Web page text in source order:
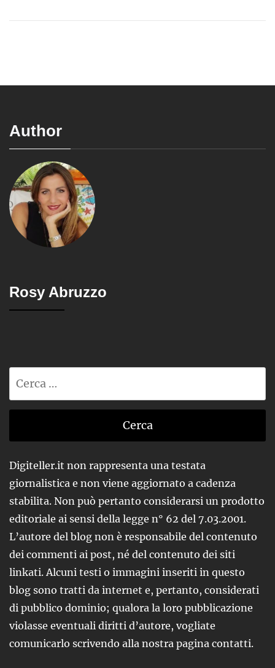
Author
Rosy Abruzzo
Digiteller.it non rappresenta una testata
giornalistica e non viene aggiornato a cadenza
stabilita. Non può pertanto considerarsi un prodotto
editoriale ai sensi della legge n° 62 del 7.03.2001.
L’autore del blog non è responsabile del contenuto
dei commenti ai post, né del contenuto dei siti
linkati. Alcuni testi o immagini inseriti in questo
blog sono tratti da internet e, pertanto, considerati
di pubblico dominio; qualora la loro pubblicazione
violasse eventuali diritti d’autore, vogliate
comunicarlo scrivendo alla nostra pagina contatti.